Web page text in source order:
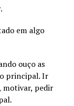
em algo
ouço as
principal. Ir
motivar, pedir